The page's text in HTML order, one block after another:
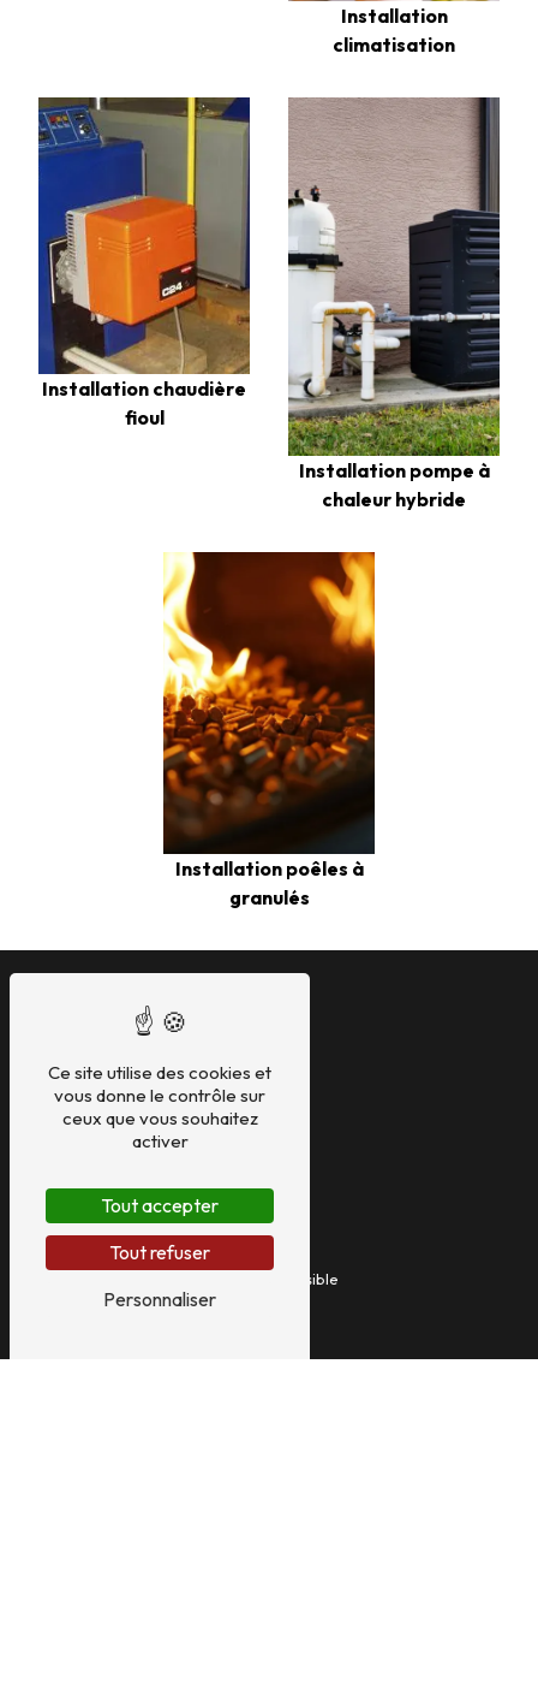
Installation
climatisation
Installation chaudière
fioul
Installation pompe à
chaleur hybride
Installation poêles à
granulés
Contactez-nous
30 Chemin Alhorga
64210 Arbonne
06 77 57 38 74
xamaoi.fm@gmail.com
Plan du site
Pompe à chaleur & climatisation réversible
Chaudière Gaz, Fioul ou Hybride
Ce site utilise des cookies et
vous donne le contrôle sur
ceux que vous souhaitez
activer
Tout accepter
Tout refuser
Personnaliser